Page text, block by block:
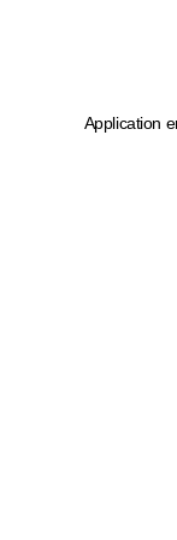
Application